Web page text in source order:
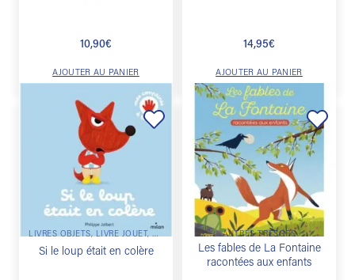
10,90€
AJOUTER AU PANIER
14,95€
AJOUTER AU PANIER
LIVRES OBJETS, LIVRE JOUET, LIVRE PUZZLE, LIVRE SURPRISE, LIVRE MATIÈRE
Si le loup était en colère
Ajouter
à la
AUTRES TRÉSORS
Les fables de La Fontaine
racontées aux enfants